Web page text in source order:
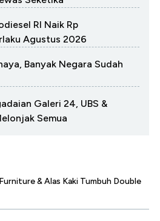
RI Naik Rp
Agustus 2026
Banyak Negara Sudah
Galeri 24, UBS &
Semua
& Alas Kaki Tumbuh Double